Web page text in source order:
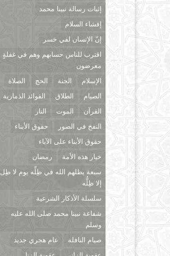
إثبات رسالة نبينا محمد
إفشاء السلام
إنّ الإنسان لفي خسر
اقترب للناس حسابهم وهم في غفلةٍ
معرضون
الإسلام
الجنة الحج
الصلاة
الصيام
الطلاق
الفوائد الذمارية
القرآن
الموت
النار
النفخ في الصور
حقوق الأبناء
حقوق الأبناء على الآباء
خيار هذه الأمة
رمضان
سبعة يظلهم الله في ظِلِّه يوم لا ظِل
إلا ظِلُّه
سلسلة الأذكار الشرعية
شفاعة نبينا محمد صلى الله عليه
وسلم
صيام النافلة
عام هجري جديد